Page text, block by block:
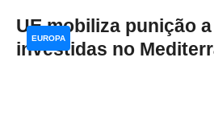
UE mobiliza punição
investidas no
EUROPA